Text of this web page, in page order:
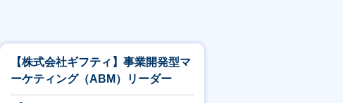
【株式会社ギフティ】事業開発型マ
ーケティング（ABM）リーダー